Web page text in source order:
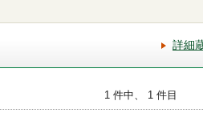
詳細
1 件中、 1 件目